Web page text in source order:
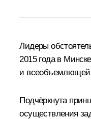
Лидеры
2015 года в
и всеобъемлющей
Подчёркнута
осуществления